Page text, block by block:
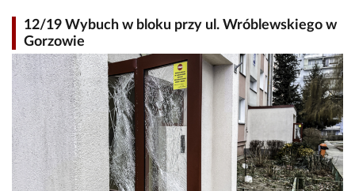
12/19 Wybuch w bloku przy ul. Wróblewskiego w
Gorzowie